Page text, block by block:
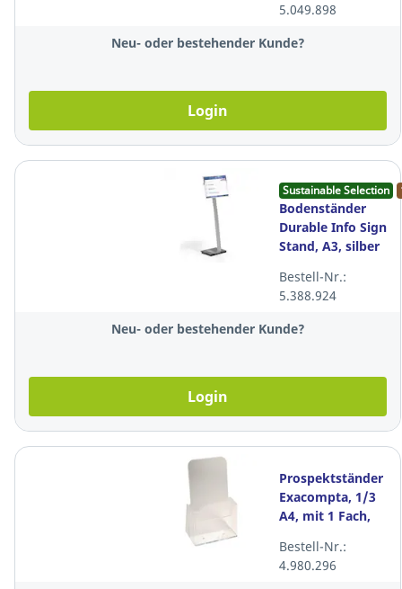
5.049.898
Neu- oder bestehender Kunde?
Login
Sustainable Selection
Bodenständer
Durable Info Sign
Stand, A3, silber
Bestell-Nr.:
5.388.924
Neu- oder bestehender Kunde?
Login
Prospektständer
Exacompta, 1/3
A4, mit 1 Fach,
Bestell-Nr.:
4.980.296